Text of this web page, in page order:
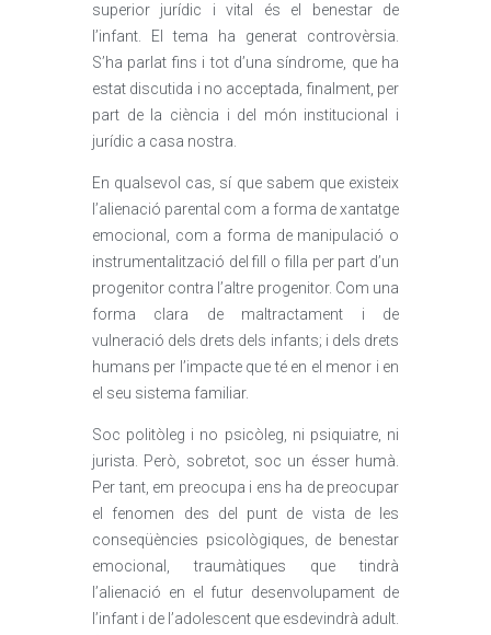
superior jurídic i vital és el benestar de
l’infant. El tema ha generat controvèrsia.
S’ha parlat fins i tot d’una síndrome, que ha
estat discutida i no acceptada, finalment, per
part de la ciència i del món institucional i
jurídic a casa nostra.
En qualsevol cas, sí que sabem que existeix
l’alienació parental com a forma de xantatge
emocional, com a forma de manipulació o
instrumentalització del fill o filla per part d’un
progenitor contra l’altre progenitor. Com una
forma clara de maltractament i de
vulneració dels drets dels infants; i dels drets
humans per l’impacte que té en el menor i en
el seu sistema familiar.
Soc politòleg i no psicòleg, ni psiquiatre, ni
jurista. Però, sobretot, soc un ésser humà.
Per tant, em preocupa i ens ha de preocupar
el fenomen des del punt de vista de les
conseqüències psicològiques, de benestar
emocional, traumàtiques que tindrà
l’alienació en el futur desenvolupament de
l’infant i de l’adolescent que esdevindrà adult.